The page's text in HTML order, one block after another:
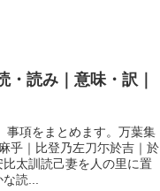
読み｜意味・訳｜
事項をまとめます。万葉集
乎｜比登乃左刀尓於吉｜於
太訓読己妻を人の里に置
読...